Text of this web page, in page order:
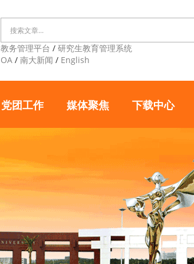
教务管理平台 /研究生教育管理系统
OA /南大新闻 / English
党团工作 媒体聚焦 下载中心